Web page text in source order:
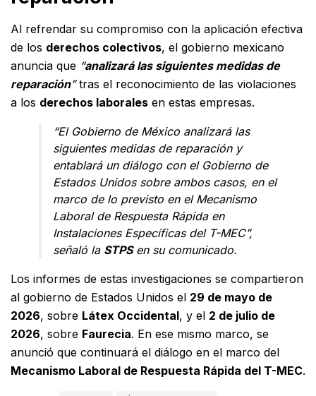
Al refrendar su compromiso con la aplicación efectiva
de los derechos colectivos, el gobierno mexicano
anuncia que “analizará las siguientes medidas de
reparación”tras el reconocimiento de las violaciones
a los derechos laborales en estas empresas.
“El Gobierno de México analizará las
siguientes medidas de reparación y
entablará un diálogo con el Gobierno de
Estados Unidos sobre ambos casos, en el
marco de lo previsto en el Mecanismo
Laboral de Respuesta Rápida en
Instalaciones Específicas del T-MEC”,
señaló la STPSen su comunicado.
Los informes de estas investigaciones se compartieron
al gobierno de Estados Unidos el 29 de mayo de
2026, sobre Látex Occidental, y el 2 de julio de
2026, sobre Faurecia. En ese mismo marco, se
anunció que continuará el diálogo en el marco del
Mecanismo Laboral de Respuesta Rápida del T-MEC.